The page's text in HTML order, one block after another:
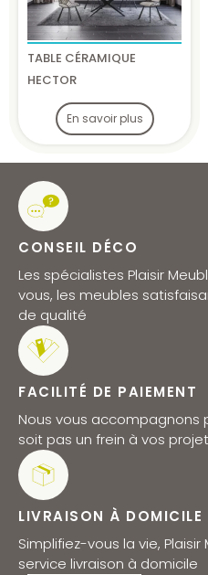
TABLE CÉRAMIQUE
HECTOR
En savoir plus
CONSEIL DÉCO
Les spécialistes Plaisir
vous, les meubles
de qualité
FACILITÉ DE PAIEMENT
Nous vous
soit pas un frein à vos
LIVRAISON À DOMICILE
Simplifiez-vous la vie,
service livraison à domicile